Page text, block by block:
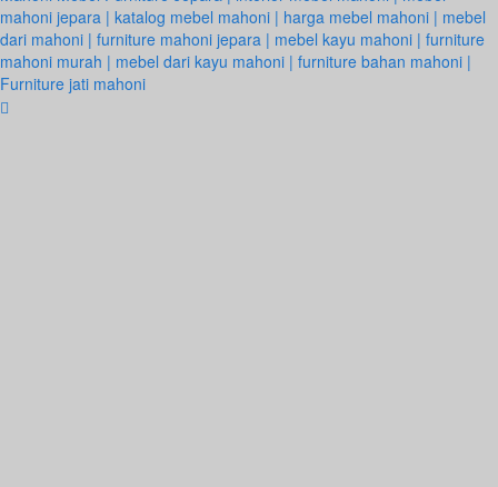
mahoni jepara | katalog mebel mahoni | harga mebel mahoni | mebel
dari mahoni | furniture mahoni jepara | mebel kayu mahoni | furniture
mahoni murah | mebel dari kayu mahoni | furniture bahan mahoni |
Furniture jati mahoni